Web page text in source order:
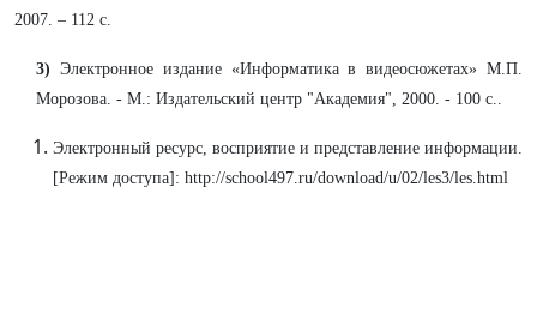
2007. – 112 с.
3) Электронное издание «Информатика в видеосюжетах» М.П.
Морозова. - М.: Издательский центр "Академия", 2000. - 100 с..
Электронный ресурс, восприятие и представление информации.
[Режим доступа]: http://school497.ru/download/u/02/les3/les.html